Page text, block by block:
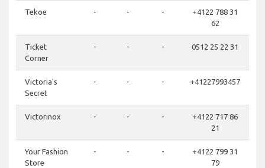
Tekoe - - -
+4122 788 31
62
Ticket
Corner
- - - 0512 25 22 31
Victoria's
Secret
- - - +41227993457
Victorinox - - -
+4122 717 86
21
Your Fashion
Store
- - -
+4122 799 31
79